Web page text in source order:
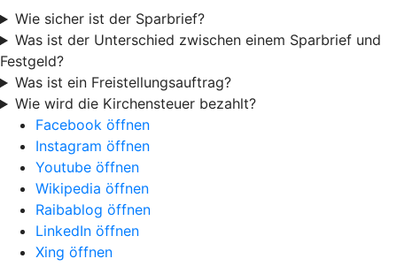
Wie sicher ist der Sparbrief?
Was ist der Unterschied zwischen einem Sparbrief und
Festgeld?
Was ist ein Freistellungsauftrag?
Wie wird die Kirchensteuer bezahlt?
Facebook öffnen
Instagram öffnen
Youtube öffnen
Wikipedia öffnen
Raibablog öffnen
LinkedIn öffnen
Xing öffnen